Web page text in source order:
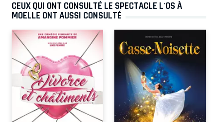
CEUX QUI ONT CONSULTÉ LE SPECTACLE L'OS À
MOELLE ONT AUSSI CONSULTÉ